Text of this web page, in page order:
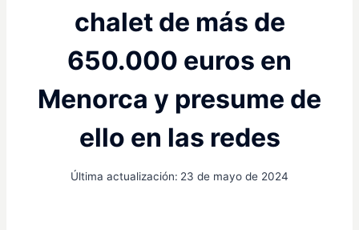
chalet de más de
650.000 euros en
Menorca y presume de
ello en las redes
Última actualización: 23 de mayo de 2024